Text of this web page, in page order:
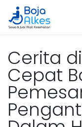
Cerita
Cepat